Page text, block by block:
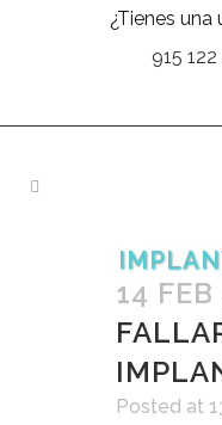
¿Tienes una
915 122
14 FEB
Posted at